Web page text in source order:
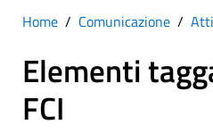
Home Comunicazione
Elementi
FCI